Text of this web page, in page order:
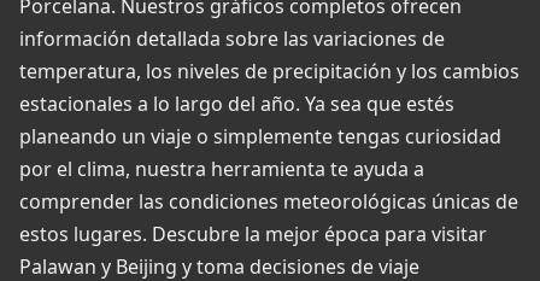
Porcelana. Nuestros gráficos completos ofrecen
información detallada sobre las variaciones de
temperatura, los niveles de precipitación y los cambios
estacionales a lo largo del año. Ya sea que estés
planeando un viaje o simplemente tengas curiosidad
por el clima, nuestra herramienta te ayuda a
comprender las condiciones meteorológicas únicas de
estos lugares. Descubre la mejor época para visitar
Palawan y Beijing y toma decisiones de viaje